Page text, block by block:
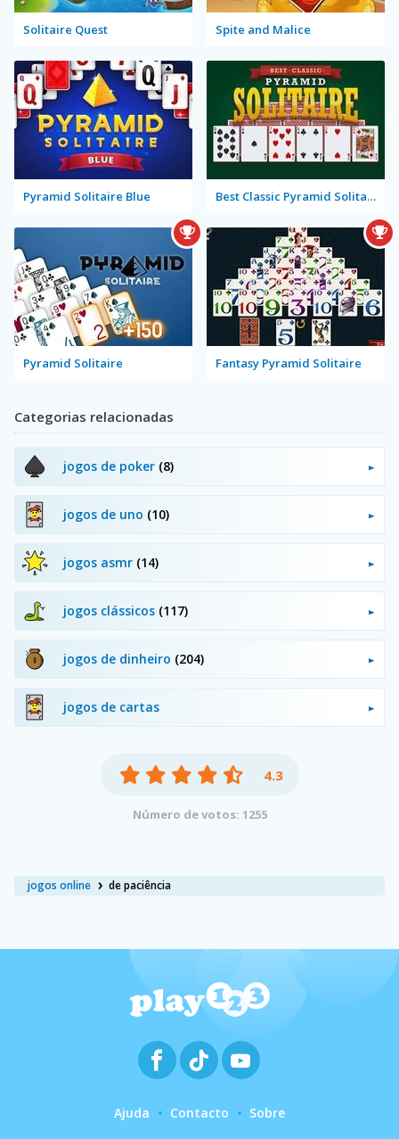
jogos online de paciência
Solitaire Quest Spite and Malice
Pyramid Solitaire Blue Best Classic Pyramid Solitaire
Pyramid Solitaire Fantasy Pyramid Solitaire
Categorias relacionadas
jogos de poker (8)
jogos de uno (10)
jogos asmr (14)
jogos clássicos (117)
jogos de dinheiro (204)
jogos de cartas
4.3
Número de votos: 1255
Ajuda Contacto Sobre